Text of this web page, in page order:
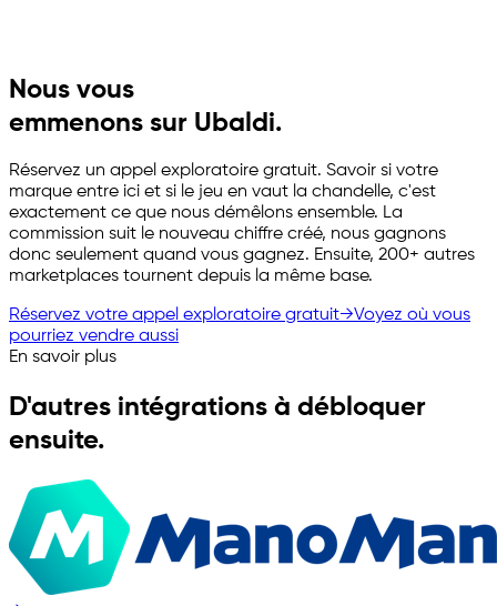
Nous vous
emmenons sur Ubaldi.
Réservez un appel exploratoire gratuit. Savoir si votre
marque entre ici et si le jeu en vaut la chandelle, c'est
exactement ce que nous démêlons ensemble. La
commission suit le nouveau chiffre créé, nous gagnons
donc seulement quand vous gagnez. Ensuite, 200+ autres
marketplaces tournent depuis la même base.
Réservez votre appel exploratoire gratuit→Voyez où vous
pourriez vendre aussi
En savoir plus
D'autres intégrations à débloquer
ensuite.